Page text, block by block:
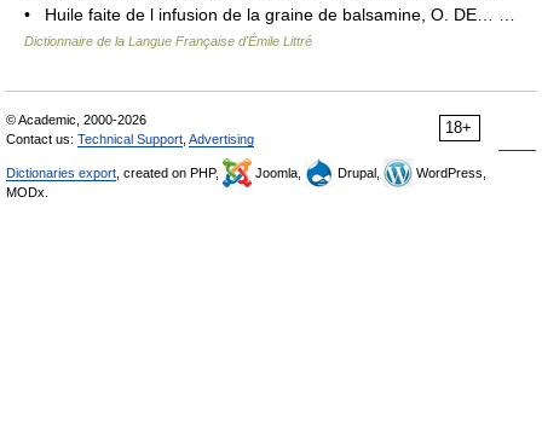
• Huile faite de l infusion de la graine de balsamine, O. DE… …
Dictionnaire de la Langue Française d'Émile Littré
18+
© Academic, 2000-2026
Contact us: Technical Support Advertising
Dictionaries export , created on PHP, Joomla, Drupal,
WordPress,
MODx.